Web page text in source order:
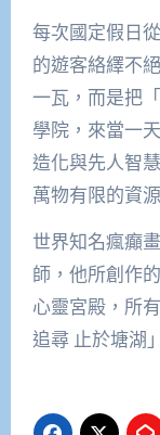
每次國定假日
的遊客絡繹不
一瓦，而是把
學院，來當一
造化與先人智
萬物有限的資
世界知名瘋癲
師，他所創作
心靈宮殿，所
追尋 止於塘湖